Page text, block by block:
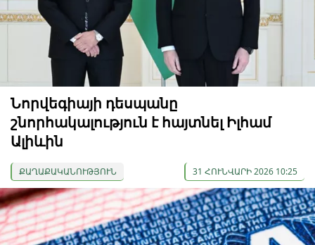
Նորվեգիայի դեսպանը
շնորհակալություն է հայտնել Իլհամ
Ալիևին
ՔԱՂԱՔԱԿԱՆՈՒԹՅՈՒՆ 31 ՀՈՒՆՎԱՐԻ 2026 10:25